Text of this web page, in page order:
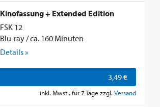
Kinofassung + Extended Edition
FSK 12
Blu-ray / ca. 160 Minuten
Details »
3,49 €
inkl. Mwst., für 7 Tage zzgl. Versand